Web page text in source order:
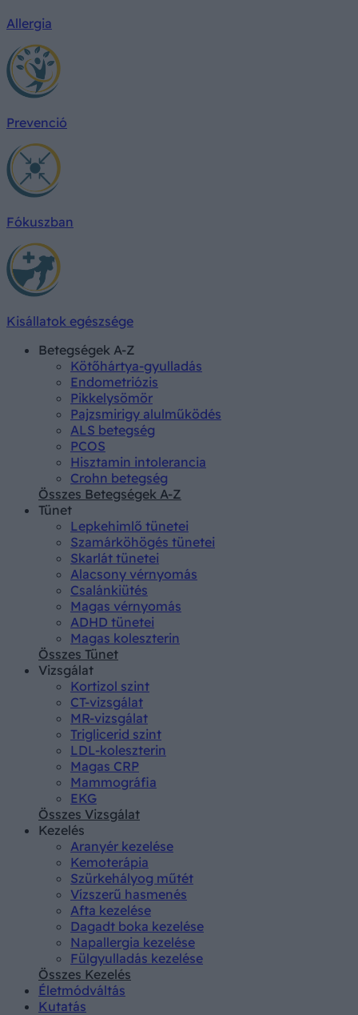
Allergia
Prevenció
Fókuszban
Kisállatok egészsége
Betegségek A-Z
Kötőhártya-gyulladás
Endometriózis
Pikkelysömör
Pajzsmirigy alulműködés
ALS betegség
PCOS
Hisztamin intolerancia
Crohn betegség
Összes Betegségek A-Z
Tünet
Lepkehimlő tünetei
Szamárköhögés tünetei
Skarlát tünetei
Alacsony vérnyomás
Csalánkiütés
Magas vérnyomás
ADHD tünetei
Magas koleszterin
Összes Tünet
Vizsgálat
Kortizol szint
CT-vizsgálat
MR-vizsgálat
Triglicerid szint
LDL-koleszterin
Magas CRP
Mammográfia
EKG
Összes Vizsgálat
Kezelés
Aranyér kezelése
Kemoterápia
Szürkehályog műtét
Vízszerű hasmenés
Afta kezelése
Dagadt boka kezelése
Napallergia kezelése
Fülgyulladás kezelése
Összes Kezelés
Életmódváltás
Kutatás